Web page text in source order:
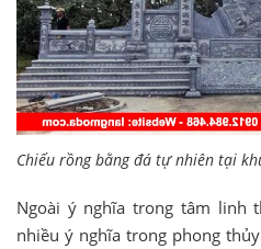
Chiếu rồng bằng đá tự nhiên tại
Ngoài ý nghĩa trong tâm linh
nhiều ý nghĩa trong phong